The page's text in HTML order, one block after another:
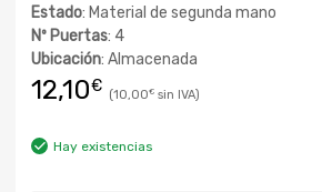
Estado: Material de segunda mano
Nº Puertas: 4
Ubicación: Almacenada
12,10€ 10,00€
Hay existencias